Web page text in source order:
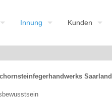
Innung Kunden
Saarland